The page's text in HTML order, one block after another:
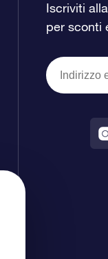
Iscriviti
per sconti